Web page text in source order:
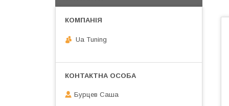
Ua Tuning
Бурцев Саша